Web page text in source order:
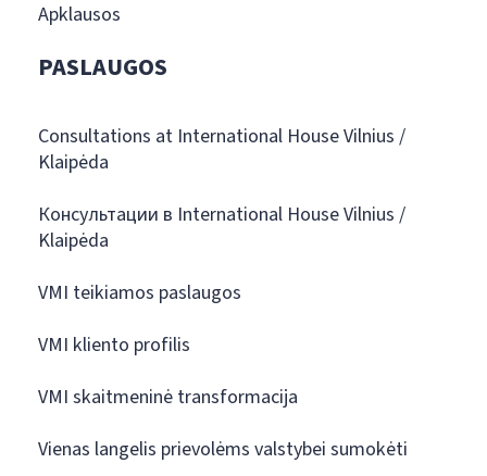
Apklausos
PASLAUGOS
Consultations at International House Vilnius /
Klaipėda
Консультации в International House Vilnius /
Klaipėda
VMI teikiamos paslaugos
VMI kliento profilis
VMI skaitmeninė transformacija
Vienas langelis prievolėms valstybei sumokėti